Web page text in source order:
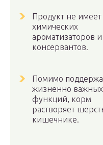
Продукт не имеет
химических
ароматизаторов и
консервантов.
Помимо
жизненно важных
функций, корм
растворяет
кишечнике.